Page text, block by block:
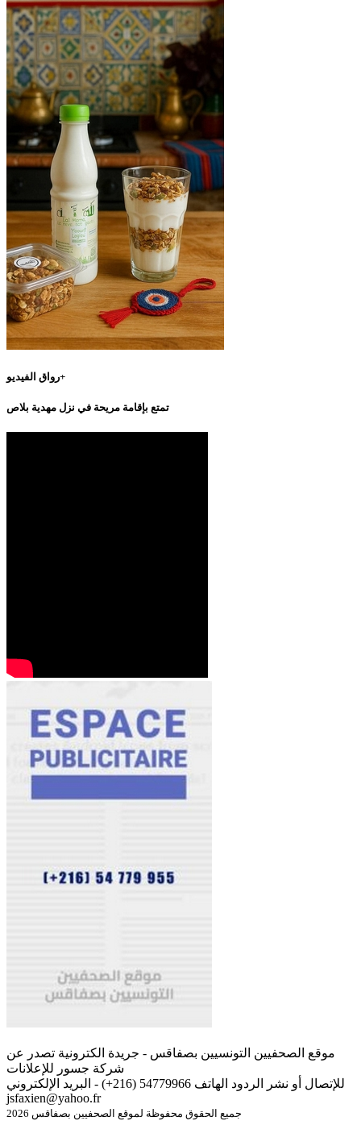
رواق الفيديو+
تمتع بإقامة مريحة في نزل مهدية بلاص
موقع الصحفيين التونسيين بصفاقس - جريدة الكترونية تصدر عن
شركة جسور للإعلانات
للإتصال أو نشر الردود الهاتف 54779966 (216+) - البريد الإلكتروني
jsfaxien@yahoo.fr
جميع الحقوق محفوظة لموقع الصحفيين بصفاقس 2026